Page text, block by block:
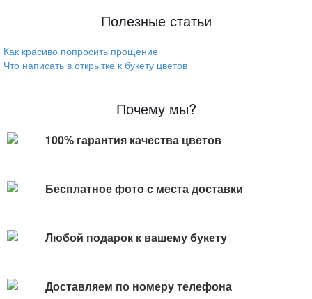
Полезные статьи
Как красиво попросить прощение
Что написать в открытке к букету цветов
Почему мы?
100% гарантия качества цветов
Бесплатное фото с места доставки
Любой подарок к вашему букету
Доставляем по номеру телефона